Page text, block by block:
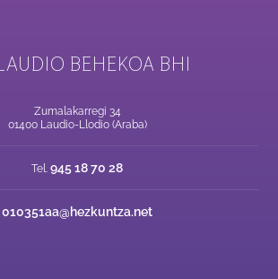
BEHEKOA BHI
Zumalakarregi 34
01400 Laudio-Llodio (Araba)
Tel. 945 18 70 28
010351aa@hezkuntza.net